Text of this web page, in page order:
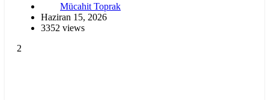
Mücahit Toprak
Haziran 15, 2026
3352 views
2